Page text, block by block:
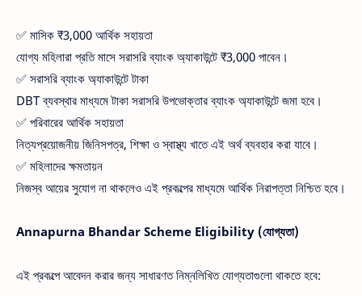
✅ মাসিক ₹3,000 আর্থিক সহায়তা
যোগ্য মহিলারা প্রতি মাসে সরাসরি ব্যাংক অ্যাকাউন্টে ₹3,000 পাবেন।
✅ সরাসরি ব্যাংক অ্যাকাউন্টে টাকা
DBT ব্যবস্থার মাধ্যমে টাকা সরাসরি উপভোক্তার ব্যাংক অ্যাকাউন্টে জমা হবে।
✅ পরিবারের আর্থিক সহায়তা
নিত্যপ্রয়োজনীয় জিনিসপত্র, শিক্ষা ও স্বাস্থ্য খাতে এই অর্থ ব্যবহার করা যাবে।
✅ মহিলাদের ক্ষমতায়ন
নিজস্ব আয়ের সুযোগ না থাকলেও এই প্রকল্পের মাধ্যমে আর্থিক নিরাপত্তা নিশ্চিত হবে।
Annapurna Bhandar Scheme Eligibility (যোগ্যতা)
এই প্রকল্পে আবেদন করার জন্য সাধারণত নিম্নলিখিত যোগ্যতাগুলো থাকতে হবে: